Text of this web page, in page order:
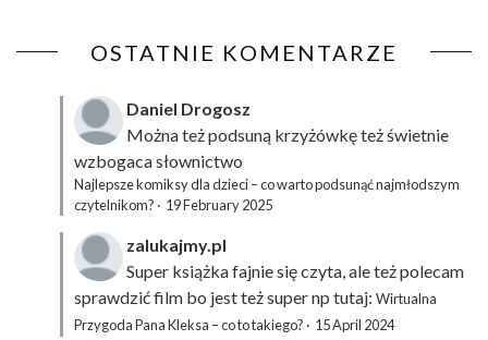
OSTATNIE KOMENTARZE
Daniel Drogosz
Można też podsuną krzyżówkęteż świetnie
wzbogaca słownictwo
Najlepsze komiksy dla dzieci – co warto podsunąć najmłodszym
czytelnikom? · 19 February 2025
zalukajmy.pl
Super książka fajnie się czyta, ale też polecam
sprawdzić film bo jest też super np tutaj: Wirtualna
Przygoda Pana Kleksa – co to takiego? · 15 April 2024